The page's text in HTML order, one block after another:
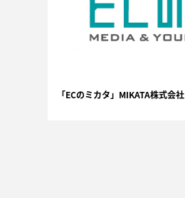
「ECのミカタ」MIKATA株式会社